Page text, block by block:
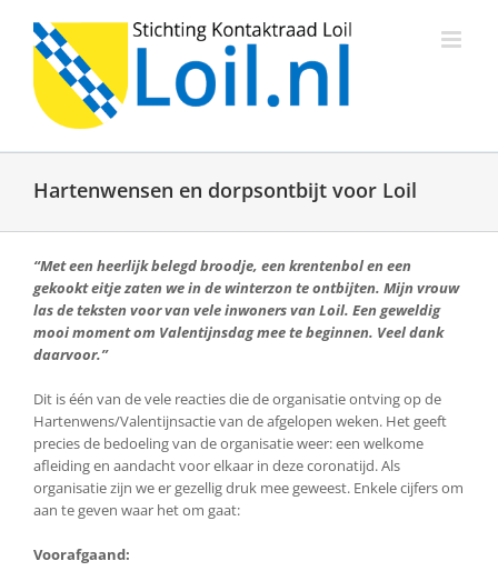
inhoud
Hartenwensen en dorpsontbijt voor Loil
“Met een heerlijk belegd broodje, een krentenbol en een
gekookt eitje zaten we in de winterzon te ontbijten. Mijn vrouw
las de teksten voor van vele inwoners van Loil. Een geweldig
mooi moment om Valentijnsdag mee te beginnen. Veel dank
daarvoor.”
Dit is één van de vele reacties die de organisatie ontving op de
Hartenwens/Valentijnsactie van de afgelopen weken. Het geeft
precies de bedoeling van de organisatie weer: een welkome
afleiding en aandacht voor elkaar in deze coronatijd. Als
organisatie zijn we er gezellig druk mee geweest. Enkele cijfers om
aan te geven waar het om gaat:
Voorafgaand: